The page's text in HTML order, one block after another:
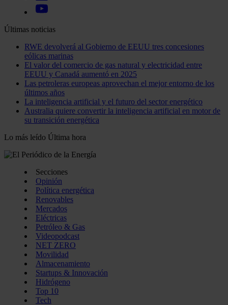
Últimas noticias
RWE devolverá al Gobierno de EEUU tres concesiones
eólicas marinas
El valor del comercio de gas natural y electricidad entre
EEUU y Canadá aumentó en 2025
Las petroleras europeas aprovechan el mejor entorno de los
últimos años
La inteligencia artificial y el futuro del sector energético
Australia quiere convertir la inteligencia artificial en motor de
su transición energética
Lo más leído Última hora
Secciones
Opinión
Política energética
Renovables
Mercados
Eléctricas
Petróleo & Gas
Videopodcast
NET ZERO
Movilidad
Almacenamiento
Startups & Innovación
Hidrógeno
Top 10
Tech